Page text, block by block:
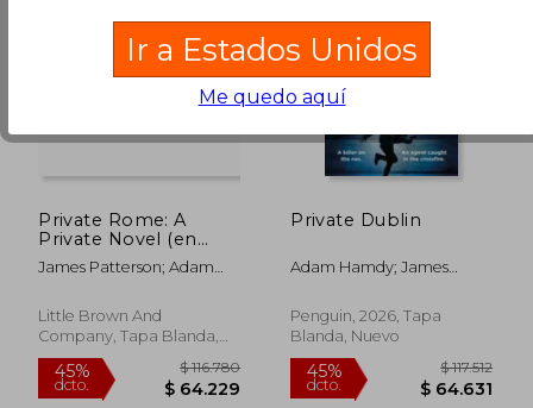
45%
dcto. $ 90.930
45%
Private Rome: A
Private Novel (en
Inglés)
James Patterson; Adam
Little Brown And
Company, Tapa Blanda,
Nuevo
Private Dublin
Adam Hamdy; James
Penguin, 2026, Tapa
Blanda, Nuevo
Ir a Estados Unidos
Me quedo aquí